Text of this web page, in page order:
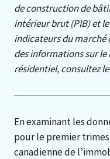
de construction de
intérieur brut (PIB) et
indicateurs du marché
des informations sur
résidentiel, consultez le
En examinant les
pour le premier
canadienne de